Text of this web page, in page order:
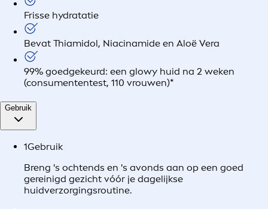
Frisse hydratatie
Bevat Thiamidol, Niacinamide en Aloë Vera
99% goedgekeurd: een glowy huid na 2 weken
(consumententest, 110 vrouwen)*
Gebruik
1Gebruik
Breng 's ochtends en 's avonds aan op een goed
gereinigd gezicht vóór je dagelijkse
huidverzorgingsroutine.